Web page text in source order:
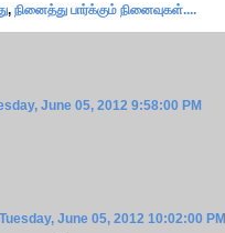
, நினைத்து பார்க்கும் நினைவுகள்....
June 05, 2012 9:58:00 PM
Tuesday, June 05, 2012 10:02:00 PM